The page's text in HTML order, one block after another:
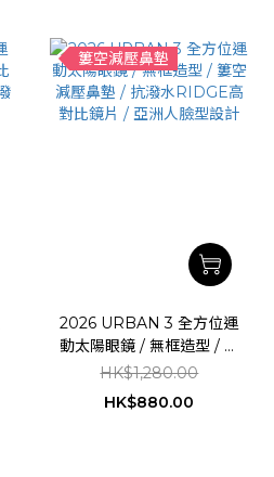
簍空減壓鼻墊
2026 URBAN 3 全方位運
動太陽眼鏡 / 無框造型 / 簍
空減壓鼻墊 / 抗潑水
RIDGE高對比鏡片 / 亞洲
人臉型設計
HK$1,280.00
HK$880.00